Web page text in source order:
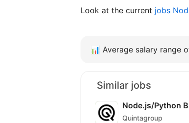
Look at the current jobs
📊 Average salary range
Similar jobs
Node.js/Python
Quintagroup